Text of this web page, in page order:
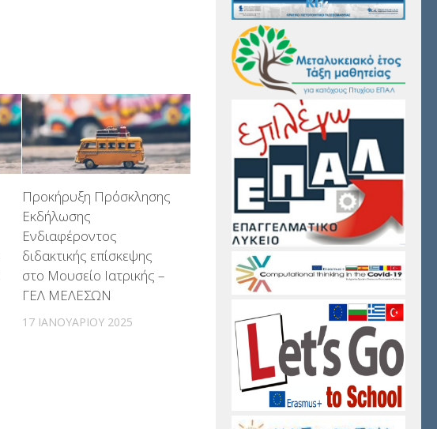
Προκήρυξη Πρόσκλησης
Εκδήλωσης
Ενδιαφέροντος
διδακτικής επίσκεψης
στο Μουσείο Ιατρικής –
ΓΕΛ ΜΕΛΕΣΩΝ
17 ΙΑΝΟΥΑΡΊΟΥ 2025